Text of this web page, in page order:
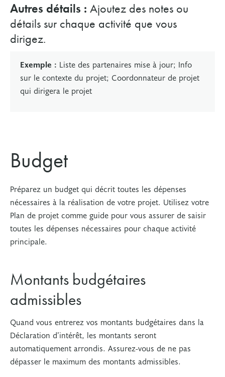
Autres détails : Ajoutez des notes ou
détails sur chaque activité que vous
dirigez.
Exemple : Liste des partenaires mise à jour; Info
sur le contexte du projet; Coordonnateur de projet
qui dirigera le projet
Budget
Préparez un budget qui décrit toutes les dépenses
nécessaires à la réalisation de votre projet. Utilisez votre
Plan de projet comme guide pour vous assurer de saisir
toutes les dépenses nécessaires pour chaque activité
principale.
Montants budgétaires
admissibles
Quand vous entrerez vos montants budgétaires dans la
Déclaration d’intérêt, les montants seront
automatiquement arrondis. Assurez-vous de ne pas
dépasser le maximum des montants admissibles.